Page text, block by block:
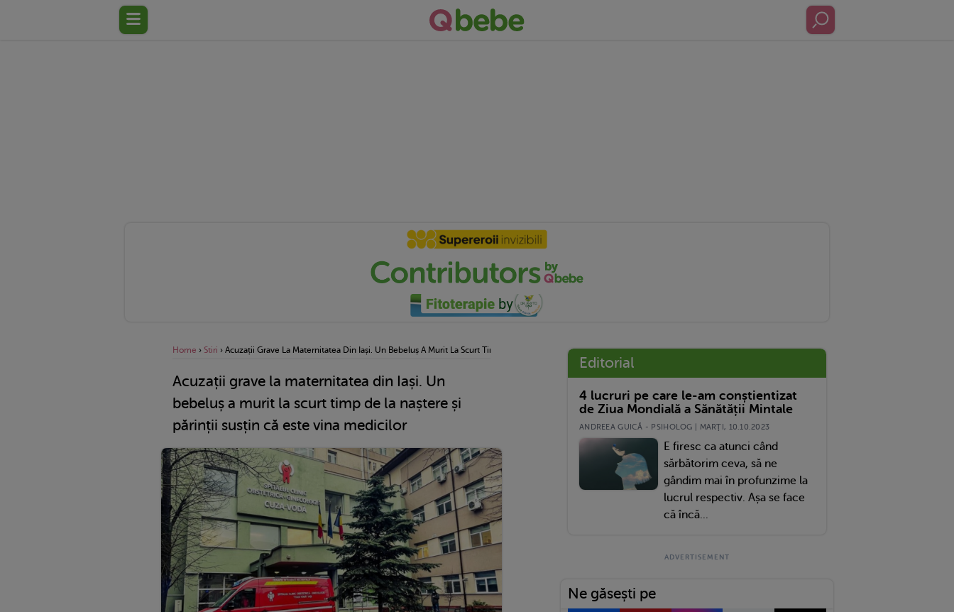
Home › Stiri › Acuzații Grave La Maternitatea Din Iași. Un Bebeluș A Murit La Scurt Timp De La Naștere Și Părinții Susțin Că Este Vina Medicilor
Acuzații grave la maternitatea din Iași. Un
bebeluș a murit la scurt timp de la naștere și
părinții susțin că este vina medicilor
Editorial
4 lucruri pe care le-am conștientizat
de Ziua Mondială a Sănătății Mintale
ANDREEA GUICĂ - PSIHOLOG | MARŢI, 10.10.2023
E firesc ca atunci când
sărbătorim ceva, să ne
gândim mai în profunzime la
lucrul respectiv. Așa se face
că încă...
Ne găsești pe